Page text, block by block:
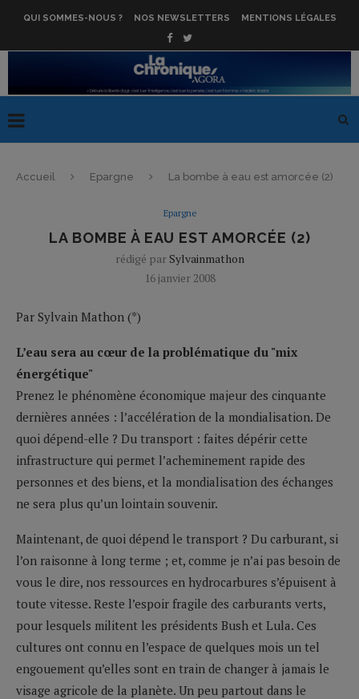
QUI SOMMES-NOUS ? NOS NEWSLETTERS MENTIONS LÉGALES
Accueil Epargne La bombe à eau est amorcée (2)
Epargne
LA BOMBE À EAU EST AMORCÉE (2)
rédigé par Sylvainmathon
16 janvier 2008
Par Sylvain Mathon (*)
L’eau sera au cœur de la problématique du "mix
énergétique"
Prenez le phénomène économique majeur des cinquante
dernières années : l’accélération de la mondialisation. De
quoi dépend-elle ? Du transport : faites dépérir cette
infrastructure qui permet l’acheminement rapide des
personnes et des biens, et la mondialisation des échanges
ne sera plus qu’un lointain souvenir.
Maintenant, de quoi dépend le transport ? Du carburant, si
l’on raisonne à long terme ; et, comme je n’ai pas besoin de
vous le dire, nos ressources en hydrocarbures s’épuisent à
toute vitesse. Reste l’espoir fragile des carburants verts,
pour lesquels militent les présidents Bush et Lula. Ces
cultures ont connu en l’espace de quelques mois un tel
engouement qu’elles sont en train de changer à jamais le
visage agricole de la planète. Un peu partout dans le